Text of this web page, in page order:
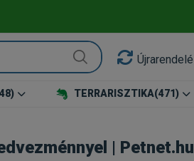
TERRARISZTIKA(471)
| Petnet.hu